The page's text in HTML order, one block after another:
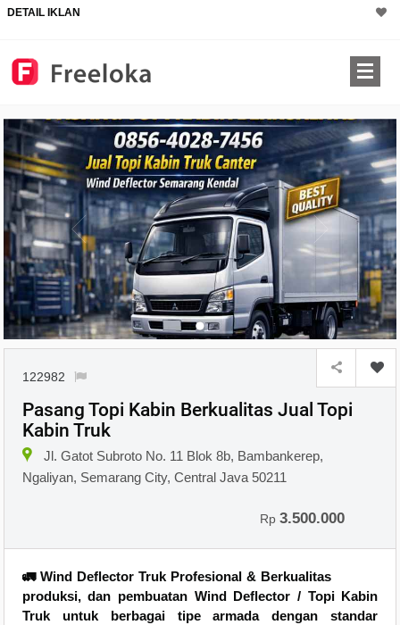
DETAIL IKLAN
122982
Pasang Topi Kabin Berkualitas Jual Topi
Kabin Truk
Jl. Gatot Subroto No. 11 Blok 8b, Bambankerep,
Ngaliyan, Semarang City, Central Java 50211
Rp3.500.000
🚛 Wind Deflector Truk Profesional & Berkualitas
produksi, dan pembuatan Wind Deflector / Topi Kabin
Truk untuk berbagai tipe armada dengan standar